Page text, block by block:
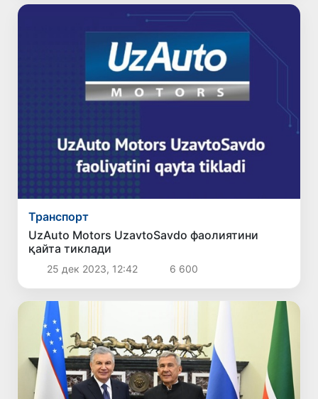
Транспорт
UzAuto Motors UzavtoSavdo фаолиятини
қайта тиклади
25 дек 2023, 12:42 6 600